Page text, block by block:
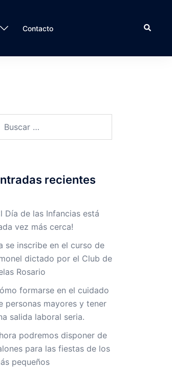
Contacto
recientes
Día de las Infancias está
vez más cerca!
se inscribe en el curso de
dictado por el Club de
Rosario
formarse en el cuidado
personas mayores y tener
salida laboral seria.
podremos disponer de
para las fiestas de los
pequeños